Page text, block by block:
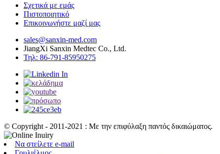
Σχετικά με εμάς
Πιστοποιητικό
Επικοινωνήστε μαζί μας
sales@sanxin-med.com
JiangXi Sanxin Medtec Co., Ltd.
Τηλ: 86-791-85950275
© Copyright - 2011-2021 : Με την επιφύλαξη παντός δικαιώματος.
Να στείλετε e-mail